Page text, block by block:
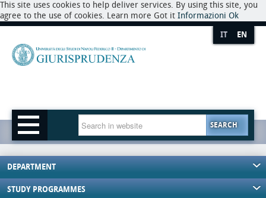
This site uses cookies to help deliver services. By using this site, you
agree to the use of cookies. Learn more Got it Informazioni Ok
IT EN
SEARCH
DEPARTMENT
STUDY PROGRAMMES